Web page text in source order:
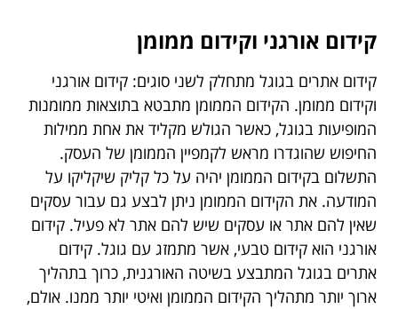
קידום אורגני וקידום ממומן
קידום אתרים בגוגל מתחלק לשני סוגים: קידום אורגני
וקידום ממומן. הקידום הממומן מתבטא בתוצאות ממומנות
המופיעות בגוגל, כאשר הגולש מקליד את אחת ממילות
החיפוש שהוגדרו מראש לקמפיין הממומן של העסק.
התשלום בקידום הממומן יהיה על כל קליק שיקליקו על
המודעה. את הקידום הממומן ניתן לבצע גם עבור עסקים
שאין להם אתר או עסקים שיש להם אתר לא פעיל. קידום
אורגני הוא קידום טבעי, אשר מתמזג עם גוגל. קידום
אתרים בגוגל המתבצע בשיטה האורגנית, כרוך בתהליך
ארוך יותר מתהליך הקידום הממומן ואיטי יותר ממנו. אולם,